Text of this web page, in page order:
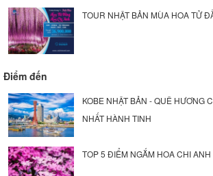
TOUR NHẬT BẢN MÙA HOA TỬ
Điểm đến
KOBE NHẬT BẢN - QUÊ HƯƠNG
NHẤT HÀNH TINH
TOP 5 ĐIỂM NGẮM HOA CHI